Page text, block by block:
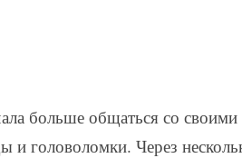
больше общаться со
и головоломки. Через